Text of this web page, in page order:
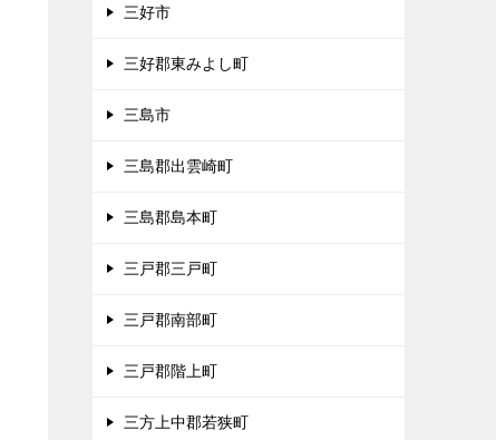
三好市
三好郡東みよし町
三島市
三島郡出雲崎町
三島郡島本町
三戸郡三戸町
三戸郡南部町
三戸郡階上町
三方上中郡若狭町